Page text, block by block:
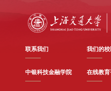
联系我们 我们的
中银科技金融学院 在线教